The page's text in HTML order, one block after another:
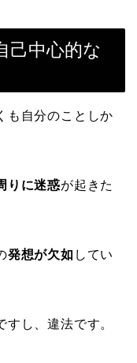
己中心的な
も自分のことしか
りに迷惑が起きた
発想が欠如 してい
し、違法です。